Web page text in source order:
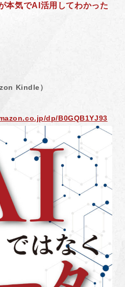
本気でAI活用してわかった
Kindle）
dp/B0GQB1YJ93